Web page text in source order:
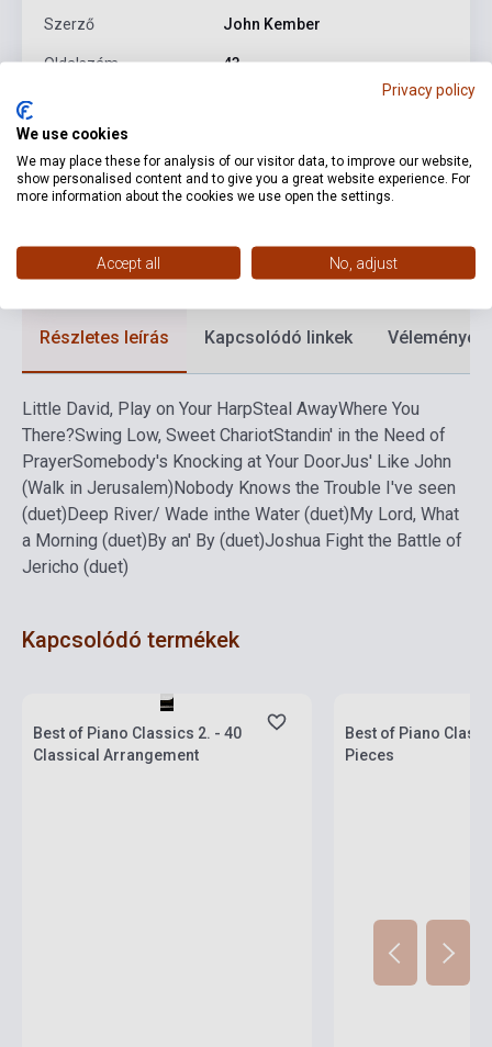
Szerző John Kember
Oldalszám 43
Kiadó
Kiadási év 2000
Részletes leírás Kapcsolódó linkek Vélemények
Little David, Play on Your HarpSteal AwayWhere You
There?Swing Low, Sweet ChariotStandin' in the Need of
PrayerSomebody's Knocking at Your DoorJus' Like John
(Walk in Jerusalem)Nobody Knows the Trouble I've seen
(duet)Deep River/ Wade inthe Water (duet)My Lord, What
a Morning (duet)By an' By (duet)Joshua Fight the Battle of
Jericho (duet)
Kapcsolódó termékek
Best of Piano Classics 2. - 40
Classical Arrangement
Best of Piano
Pieces
Privacy policy
We use cookies
We may place these for analysis of our visitor data, to improve our website,
show personalised content and to give you a great website experience. For
more information about the cookies we use open the settings.
Accept all No, adjust